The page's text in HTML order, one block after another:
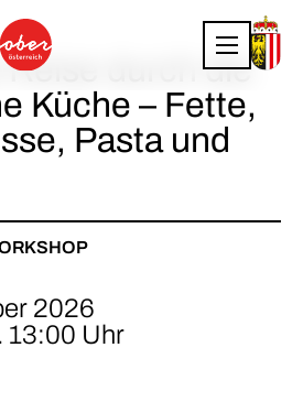
durch die
Küche – Fette,
Pasta und
2026
13:00 Uhr